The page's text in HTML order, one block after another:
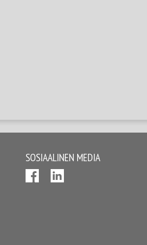
SOSIAALINEN MEDIA